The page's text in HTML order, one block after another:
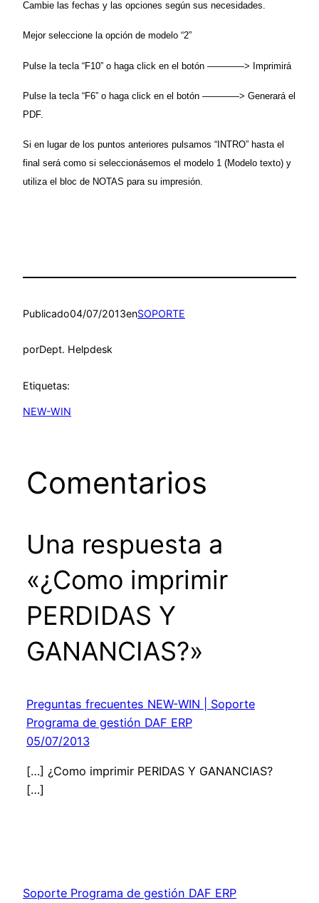
Cambie las fechas y las opciones según sus necesidades.
Mejor seleccione la opción de modelo “2”
Pulse la tecla “F10” o haga click en el botón ————> Imprimirá
Pulse la tecla “F6” o haga click en el botón ————> Generará el
PDF.
Si en lugar de los puntos anteriores pulsamos “INTRO” hasta el
final será como si seleccionásemos el modelo 1 (Modelo texto) y
utiliza el bloc de NOTAS para su impresión.
Publicado04/07/2013enSOPORTE
porDept. Helpdesk
Etiquetas:
NEW-WIN
Comentarios
Una respuesta a
«¿Como imprimir
PERDIDAS Y
GANANCIAS?»
Preguntas frecuentes NEW-WIN | Soporte
Programa de gestión DAF ERP
05/07/2013
[…] ¿Como imprimir PERIDAS Y GANANCIAS?
[…]
Soporte Programa de gestión DAF ERP